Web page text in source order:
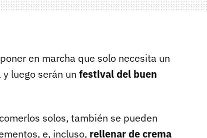
en marcha que solo necesita un
luego serán un festival del buen
solos, también se pueden
e, incluso, rellenar de crema